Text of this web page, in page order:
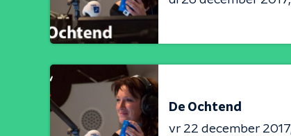
De Ochtend
vr 22 december 2017